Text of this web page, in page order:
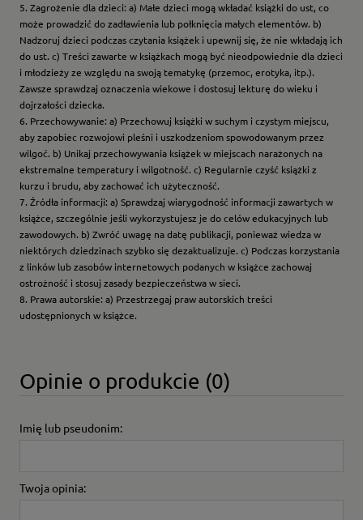
5. Zagrożenie dla dzieci: a) Małe dzieci mogą wkładać książki do ust, co
może prowadzić do zadławienia lub połknięcia małych elementów. b)
Nadzoruj dzieci podczas czytania książek i upewnij się, że nie wkładają ich
do ust. c) Treści zawarte w książkach mogą być nieodpowiednie dla dzieci
i młodzieży ze względu na swoją tematykę (przemoc, erotyka, itp.).
Zawsze sprawdzaj oznaczenia wiekowe i dostosuj lekturę do wieku i
dojrzałości dziecka.
6. Przechowywanie: a) Przechowuj książki w suchym i czystym miejscu,
aby zapobiec rozwojowi pleśni i uszkodzeniom spowodowanym przez
wilgoć. b) Unikaj przechowywania książek w miejscach narażonych na
ekstremalne temperatury i wilgotność. c) Regularnie czyść książki z
kurzu i brudu, aby zachować ich użyteczność.
7. Źródła informacji: a) Sprawdzaj wiarygodność informacji zawartych w
książce, szczególnie jeśli wykorzystujesz je do celów edukacyjnych lub
zawodowych. b) Zwróć uwagę na datę publikacji, ponieważ wiedza w
niektórych dziedzinach szybko się dezaktualizuje. c) Podczas korzystania
z linków lub zasobów internetowych podanych w książce zachowaj
ostrożność i stosuj zasady bezpieczeństwa w sieci.
8. Prawa autorskie: a) Przestrzegaj praw autorskich treści
udostępnionych w książce.
Opinie o produkcie (0)
Imię lub pseudonim:
Twoja opinia: